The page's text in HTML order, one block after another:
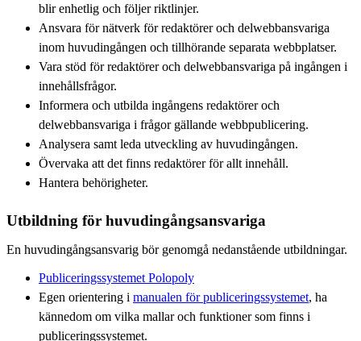
blir enhetlig och följer riktlinjer.
Ansvara för nätverk för redaktörer och delwebbansvariga
inom huvudingången och tillhörande separata webbplatser.
Vara stöd för redaktörer och delwebbansvariga på ingången i
innehållsfrågor.
Informera och utbilda ingångens redaktörer och
delwebbansvariga i frågor gällande webbpublicering.
Analysera samt leda utveckling av huvudingången.
Övervaka att det finns redaktörer för allt innehåll.
Hantera behörigheter.
Utbildning för huvudingångsansvariga
En huvudingångsansvarig bör genomgå nedanstående utbildningar.
Publiceringssystemet Polopoly
Egen orientering i manualen för publiceringssystemet, ha
kännedom om vilka mallar och funktioner som finns i
publiceringssystemet.